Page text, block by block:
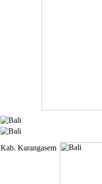
Kab. Karangasem